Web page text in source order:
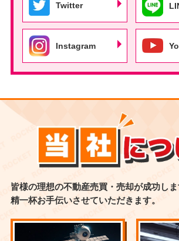
Twitter
Instagram
皆様の理想の不動産売買・売却が成功しま
精一杯お手伝いさせていただきます。